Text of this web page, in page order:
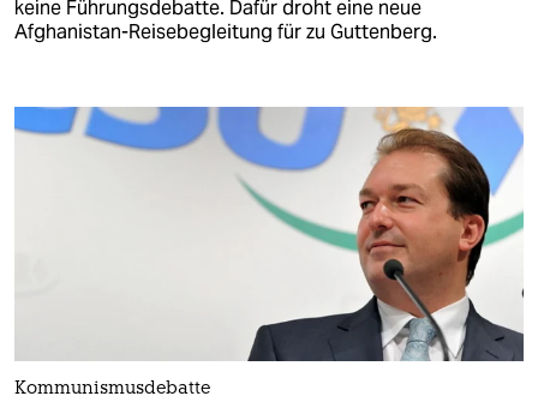
keine Führungsdebatte. Dafür droht eine neue
Afghanistan-Reisebegleitung für zu Guttenberg.
Kommunismusdebatte